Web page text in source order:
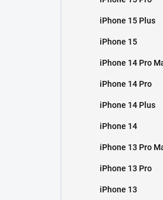
iPhone 15 Plus
iPhone 15
iPhone 14 Pro
iPhone 14 Pro
iPhone 14 Plus
iPhone 14
iPhone 13 Pro
iPhone 13 Pro
iPhone 13